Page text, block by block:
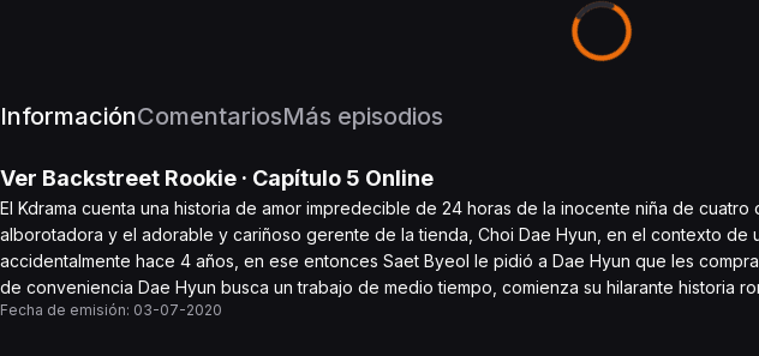
InformaciónComentariosMás episodios
Ver Backstreet Rookie · Capítulo 5 Online
El Kdrama cuenta una historia de amor impredecible de 24 horas de la inocente niña de
alborotadora y el adorable y cariñoso gerente de la tienda, Choi Dae Hyun, en el contexto de
accidentalmente hace 4 años, en ese entonces Saet Byeol le pidió a Dae Hyun que les
de conveniencia Dae Hyun busca un trabajo de medio tiempo, comienza su hilarante historia
Fecha de emisión: 03-07-2020